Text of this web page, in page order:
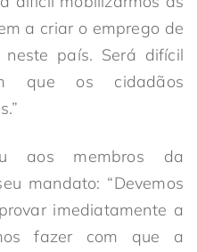
a criar o emprego de
país. Será difícil
que os cidadãos
aos membros da
mandato: “Devemos
imediatamente a
fazer com que a